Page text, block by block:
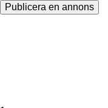
Publicera en annons